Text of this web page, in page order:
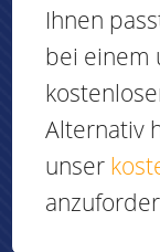
Ihnen
bei einem
Alternativ
unser